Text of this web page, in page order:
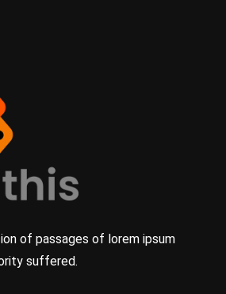
of passages of lorem ipsum
suffered.